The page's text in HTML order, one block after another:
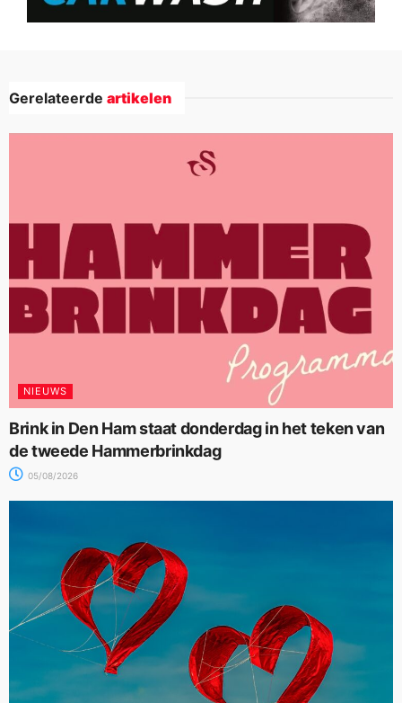
Gerelateerde artikelen
NIEUWS
Brink in Den Ham staat donderdag in het teken van
de tweede Hammerbrinkdag
05/08/2026